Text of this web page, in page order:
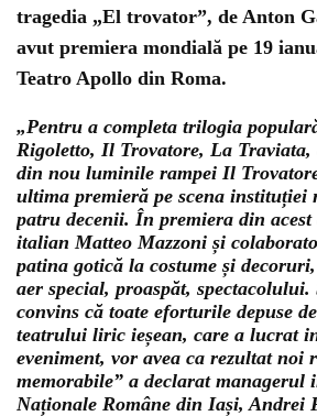
tragedia „El trovator”, de Anton
avut premiera mondială pe 19
Teatro Apollo din Roma.
„Pentru a completa trilogia
Rigoletto, Il Trovatore, La Traviata,
din nou luminile rampei Il
ultima premieră pe scena instituției
patru decenii. În premiera din
italian Matteo Mazzoni și
patina gotică la costume și
aer special, proaspăt,
convins că toate eforturile depuse
teatrului liric ieșean, care a lucrat
eveniment, vor avea ca rezultat noi
memorabile” a declarat managerul
Naționale Române din Iași, Andrei